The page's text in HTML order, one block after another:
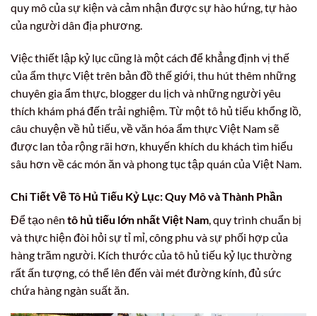
quy mô của sự kiện và cảm nhận được sự hào hứng, tự hào
của người dân địa phương.
Việc thiết lập kỷ lục cũng là một cách để khẳng định vị thế
của ẩm thực Việt trên bản đồ thế giới, thu hút thêm những
chuyên gia ẩm thực, blogger du lịch và những người yêu
thích khám phá đến trải nghiệm. Từ một tô hủ tiếu khổng lồ,
câu chuyện về hủ tiếu, về văn hóa ẩm thực Việt Nam sẽ
được lan tỏa rộng rãi hơn, khuyến khích du khách tìm hiểu
sâu hơn về các món ăn và phong tục tập quán của Việt Nam.
Chi Tiết Về Tô Hủ Tiếu Kỷ Lục: Quy Mô và Thành Phần
Để tạo nên tô hủ tiếu lớn nhất Việt Nam , quy trình chuẩn bị
và thực hiện đòi hỏi sự tỉ mỉ, công phu và sự phối hợp của
hàng trăm người. Kích thước của tô hủ tiếu kỷ lục thường
rất ấn tượng, có thể lên đến vài mét đường kính, đủ sức
chứa hàng ngàn suất ăn.